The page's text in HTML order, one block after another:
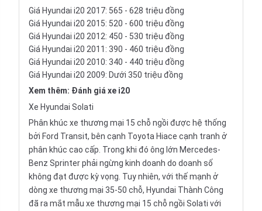
Giá Hyundai i20 2017: 565 - 628 triệu đồng
Giá Hyundai i20 2015: 520 - 600 triệu đồng
Giá Hyundai i20 2012: 450 - 530 triệu đồng
Giá Hyundai i20 2011: 390 - 460 triệu đồng
Giá Hyundai i20 2010: 340 - 440 triệu đồng
Giá Hyundai i20 2009: Dưới 350 triệu đồng
Xem thêm: Đánh giá xe i20
Xe Hyundai Solati
Phân khúc xe thương mại 15 chỗ ngồi được hệ thống
bởi Ford Transit, bên cạnh Toyota Hiace cạnh tranh ở
phân khúc cao cấp. Trong khi đó ông lớn Mercedes-
Benz Sprinter phải ngừng kinh doanh do doanh số
không đạt được kỳ vọng. Tuy nhiên, với thế mạnh ở
dòng xe thương mại 35-50 chỗ, Hyundai Thành Công
đã ra mắt mẫu xe thương mại 15 chỗ ngồi Solati với